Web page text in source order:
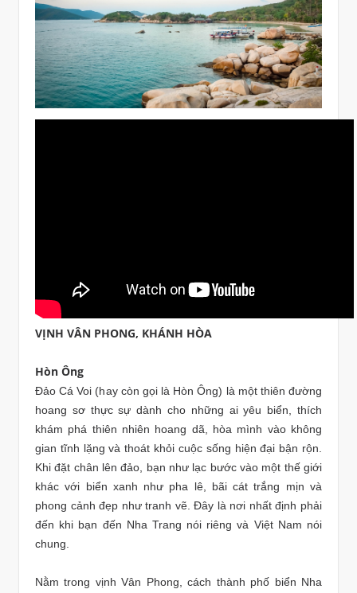
VỊNH VÂN PHONG, KHÁNH HÒA
Hòn Ông
Đảo Cá Voi (hay còn gọi là Hòn Ông) là một thiên đường
hoang sơ thực sự dành cho những ai yêu biển, thích
khám phá thiên nhiên hoang dã, hòa mình vào không
gian tĩnh lặng và thoát khỏi cuộc sống hiện đại bận rộn.
Khi đặt chân lên đảo, bạn như lạc bước vào một thế giới
khác với biển xanh như pha lê, bãi cát trắng mịn và
phong cảnh đẹp như tranh vẽ. Đây là nơi nhất định phải
đến khi bạn đến Nha Trang nói riêng và Việt Nam nói
chung.
Nằm trong vịnh Vân Phong, cách thành phố biển Nha